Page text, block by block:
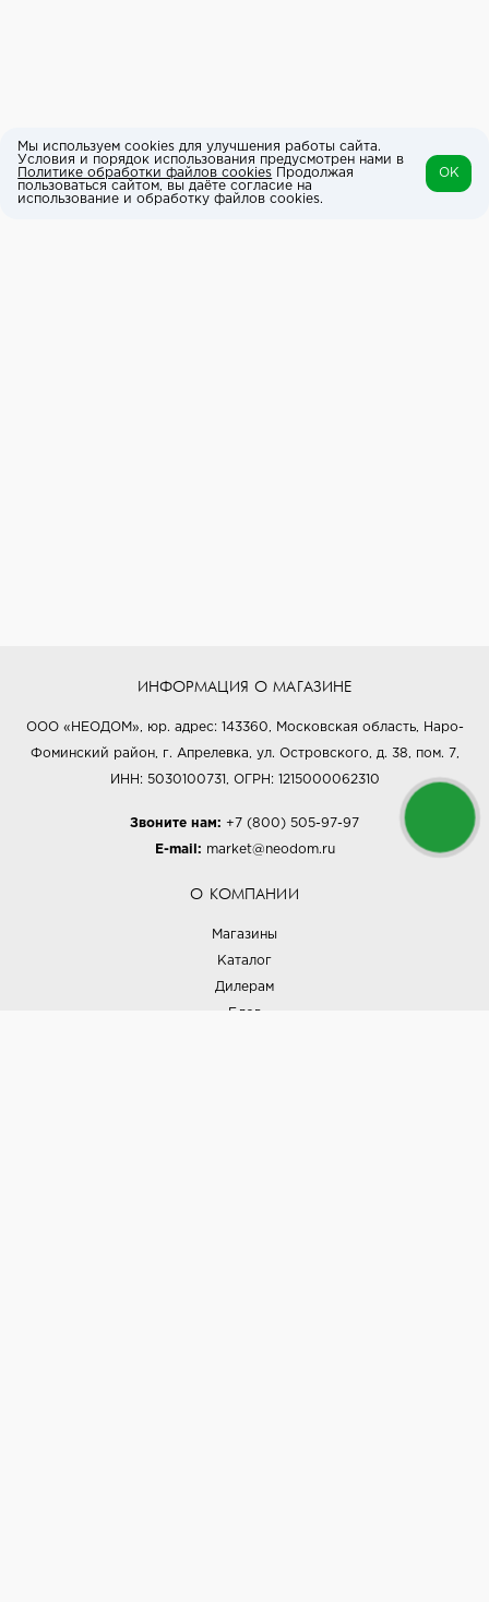
ИНФОРМАЦИЯ О МАГАЗИНЕ
ООО «НЕОДОМ», юр. адрес: 143360, Московская область, Наро-
Фоминский район, г. Апрелевка, ул. Островского, д. 38, пом. 7,
ИНН: 5030100731, ОГРН: 1215000062310
Звоните нам: +7 (800) 505-97-97
E-mail: market@neodom.ru
О КОМПАНИИ
Магазины
Каталог
Дилерам
Блог
Мы используем cookies для улучшения работы сайта.
Условия и порядок использования предусмотрен нами в
Политике обработки файлов cookies Продолжая
пользоваться сайтом, вы даёте согласие на
использование и обработку файлов cookies.
OK